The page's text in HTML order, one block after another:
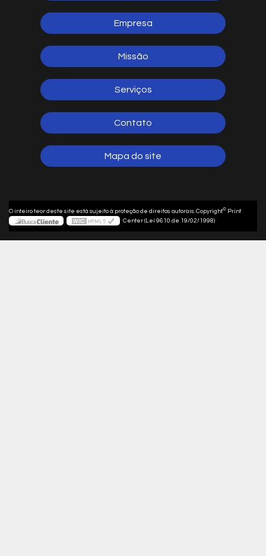
Empresa
Missão
Serviços
Contato
Mapa do site
O inteiro teor deste site está sujeito à proteção de direitos autorais. Copyright© Print
Center (Lei 9610 de 19/02/1998)